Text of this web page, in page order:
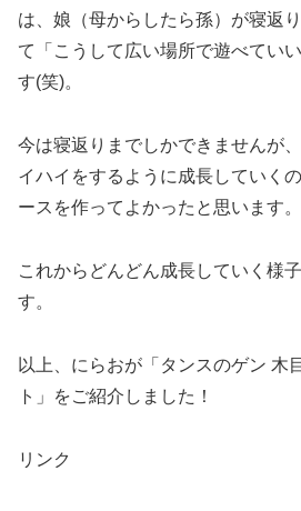
は、娘（母からしたら孫）が寝返
て「こうして広い場所で遊べてい
す(笑)。
今は寝返りまでしかできませんが
イハイをするように成長していく
ースを作ってよかったと思います。
これからどんどん成長していく様
す。
以上、にらおが「タンスのゲン 木
ト」をご紹介しました！
リンク